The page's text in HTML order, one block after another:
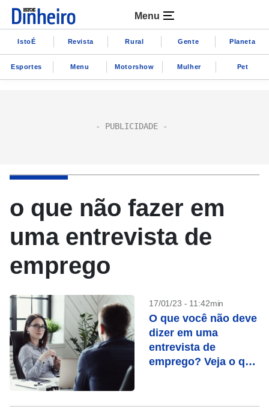
Menu
IstoÉ Revista Rural Gente Planeta
Esportes Menu Motorshow Mulher Pet
o que não fazer em
uma entrevista de
emprego
17/01/23 - 11:42min
O que você não deve
dizer em uma
entrevista de
emprego? Veja o que